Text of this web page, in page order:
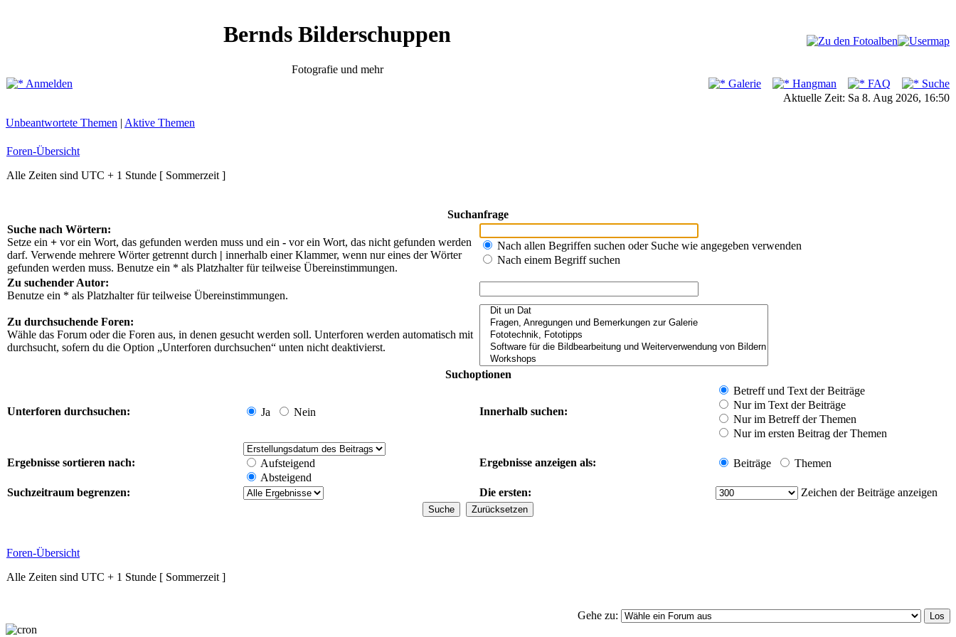
Bernds Bilderschuppen
Fotografie und mehr
Anmelden
Galerie Hangman FAQ
Suche
Aktuelle Zeit: Sa 8. Aug 2026, 16:50
Unbeantwortete Themen | Aktive Themen
Foren-Übersicht
Alle Zeiten sind UTC + 1 Stunde [ Sommerzeit ]
Suchanfrage
Suche nach Wörtern:
Setze ein + vor ein Wort, das gefunden werden muss und ein - vor ein Wort, das nicht gefunden werden
darf. Verwende mehrere Wörter getrennt durch | innerhalb einer Klammer, wenn nur eines der Wörter
gefunden werden muss. Benutze ein * als Platzhalter für teilweise Übereinstimmungen.
Nach allen Begriffen suchen oder Suche wie angegeben verwenden
Nach einem Begriff suchen
Zu suchender Autor:
Benutze ein * als Platzhalter für teilweise Übereinstimmungen.
Zu durchsuchende Foren:
Wähle das Forum oder die Foren aus, in denen gesucht werden soll. Unterforen werden automatisch mit
durchsucht, sofern du die Option „Unterforen durchsuchen“ unten nicht deaktivierst.
Suchoptionen
Unterforen durchsuchen: Ja Nein Innerhalb suchen:
Betreff und Text der Beiträge
Nur im Text der Beiträge
Nur im Betreff der Themen
Nur im ersten Beitrag der Themen
Ergebnisse sortieren nach:
Aufsteigend
Absteigend
Ergebnisse anzeigen als: Beiträge Themen
Suchzeitraum begrenzen: Die ersten: Zeichen der Beiträge anzeigen
Foren-Übersicht
Alle Zeiten sind UTC + 1 Stunde [ Sommerzeit ]
Gehe zu: